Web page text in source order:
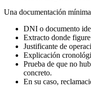
Una documentación
DNI o documento
Extracto donde
Justificante de
Explicación
Prueba de que no
concreto.
En su caso,